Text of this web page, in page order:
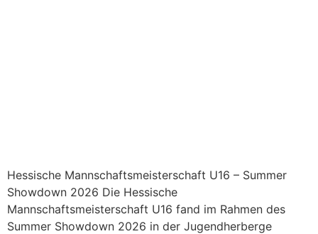
Hessische Mannschaftsmeisterschaft U16 – Summer
Showdown 2026 Die Hessische
Mannschaftsmeisterschaft U16 fand im Rahmen des
Summer Showdown 2026 in der Jugendherberge